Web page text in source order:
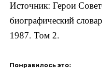
Источник: Герои
биографический
1987. Том 2.
Понравилось это: